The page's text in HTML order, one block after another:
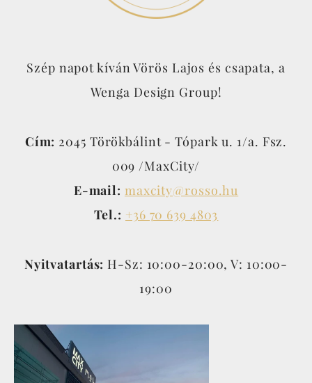
Szép napot kíván Vörös Lajos és csapata, a
Wenga Design Group!
Cím: 2045 Törökbálint - Tópark u. 1/a. Fsz.
009 /MaxCity/
E-mail: maxcity@rosso.hu
Tel.: +36 70 639 4803
Nyitvatartás: H-Sz: 10:00-20:00, V: 10:00-
19:00